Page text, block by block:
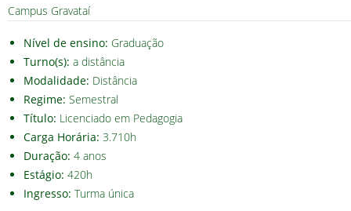
Campus Gravataí
Nível de ensino: Graduação
Turno(s): a distância
Modalidade: Distância
Regime: Semestral
Título: Licenciado em Pedagogia
Carga Horária: 3.710h
Duração: 4 anos
Estágio: 420h
Ingresso: Turma única